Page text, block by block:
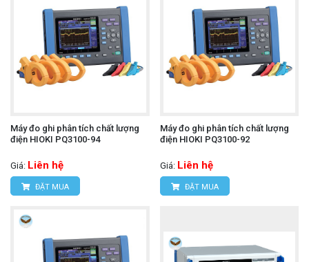
Máy đo ghi phân tích chất lượng
điện HIOKI PQ3100-94
Giá: Liên hệ
ĐẶT MUA
Máy đo ghi phân tích chất lượng
điện HIOKI PQ3100-92
Giá: Liên hệ
ĐẶT MUA